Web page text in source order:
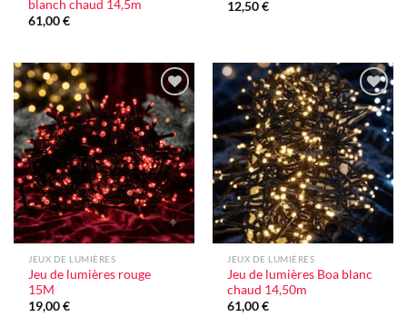
blanch chaud 14,5m
61,00€
12,50€
Ajouter
à la liste
d'envie
JEUX DE LUMIÈRES
Jeu de lumières rouge
15M
19,00€
Ajouter
à la liste
d'envie
JEUX DE LUMIÈRES
Jeu de lumières Boa blanc
chaud 14,50m
61,00€